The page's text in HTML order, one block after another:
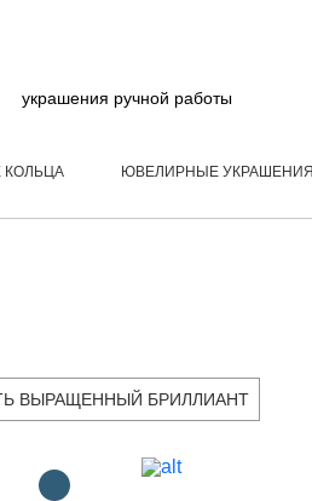
украшения ручной работы
КОЛЬЦА ЮВЕЛИРНЫЕ УКРАШЕНИЯ
ВЫРАЩЕННЫЙ БРИЛЛИАНТ